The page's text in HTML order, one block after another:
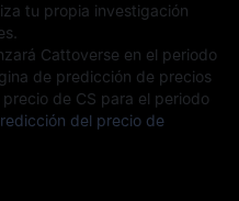
tu propia investigación
Cattoverse en el periodo
de predicción de precios
de CS para el periodo
del precio de